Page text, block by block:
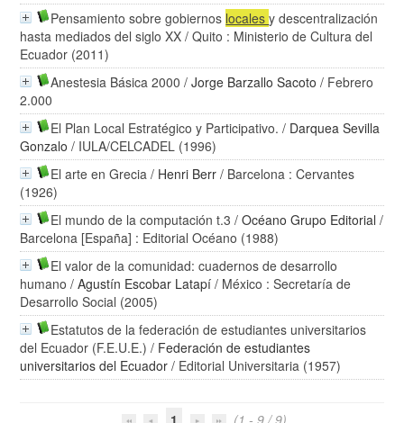
Pensamiento sobre gobiernos localesy descentralización
hasta mediados del siglo XX / Quito : Ministerio de Cultura del
Ecuador (2011)
Anestesia Básica 2000 /Jorge Barzallo Sacoto / Febrero
2.000
El Plan Local Estratégico y Participativo. / Darquea Sevilla
Gonzalo / IULA/CELCADEL (1996)
El arte en Grecia / Henri Berr / Barcelona : Cervantes
(1926)
El mundo de la computación t.3 /Océano Grupo Editorial /
Barcelona [España] : Editorial Océano (1988)
El valor de la comunidad: cuadernos de desarrollo
humano /Agustín Escobar Latapí / México : Secretaría de
Desarrollo Social (2005)
Estatutos de la federación de estudiantes universitarios
del Ecuador (F.E.U.E.) / Federación de estudiantes
universitarios del Ecuador / Editorial Universitaria (1957)
1 (1 - 9 / 9)